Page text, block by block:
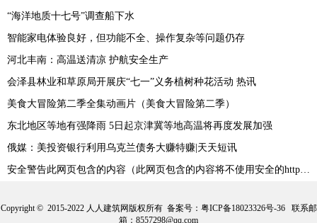
“海洋地质十七号”调查船下水
智能家电体验良好，但功能不全、操作复杂等问题仍存
河北丰南：高温送清凉 护航安全生产
会泽县林业和草原局开展庆“七一”义务植树种花活动 热讯
美食大冒险第二季全集动画片（美食大冒险第二季）
东北地区等地有强降雨 5日起京津冀等地高温将再度发展加强
俄媒：美投资银行利用乌克兰债务大赚特赚|天天短讯
Copyright © 2015-2022 人人建筑网版权所有 备案号： 粤ICP备18023326号-36联系邮
箱：8557298@qq.com